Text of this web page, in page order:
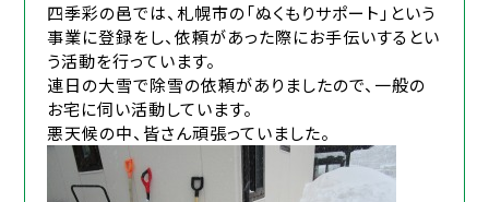
四季彩の邑では、札幌市の「ぬくもりサポート」という
事業に登録をし、依頼があった際にお手伝いするとい
う活動を行っています。
連日の大雪で除雪の依頼がありましたので、一般の
お宅に伺い活動しています。
悪天候の中、皆さん頑張っていました。